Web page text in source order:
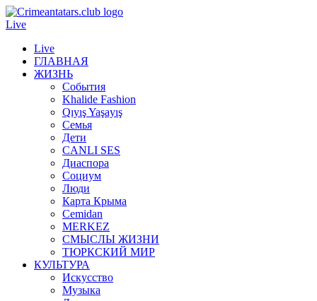
Live
Live
ГЛАВНАЯ
ЖИЗНЬ
События
Khalide Fashion
Qıyış Yaşayış
Семья
Дети
CANLI SES
Диаспора
Социум
Люди
Карта Крыма
Cemidan
МERKEZ
СМЫСЛЫ ЖИЗНИ
ТЮРКСКИЙ МИР
КУЛЬТУРА
Искусство
Музыка